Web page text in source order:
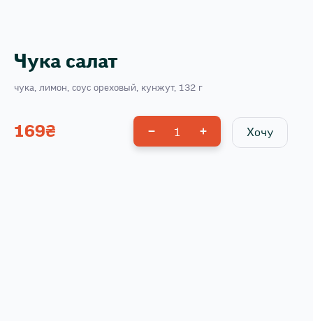
Чука салат
чука, лимон, соус ореховый, кунжут, 132 г
169₴ 1 Хочу